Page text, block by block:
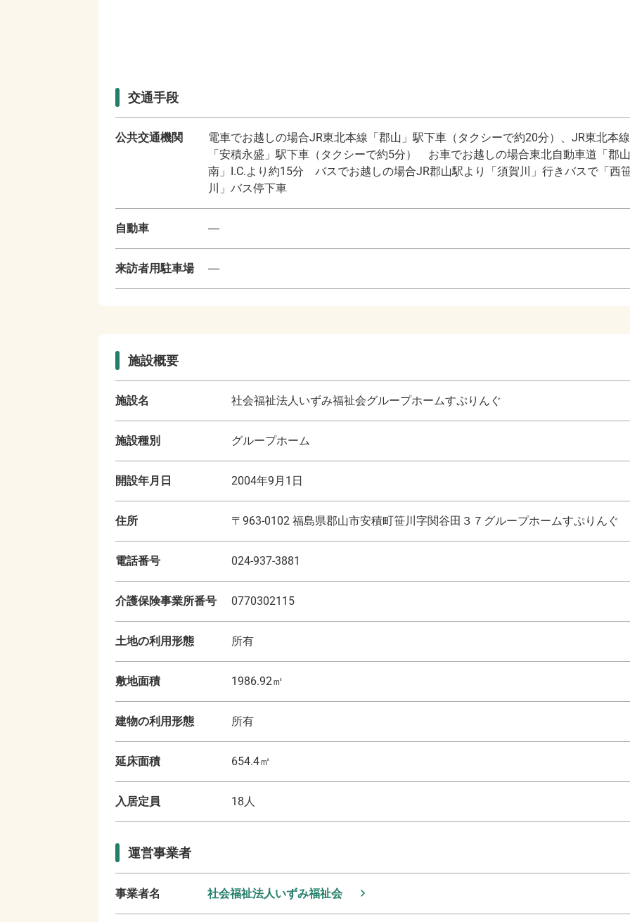
交通手段
公共交通機関
電車でお越しの場合JR東北本線「郡山」駅下車（タクシーで約20分）、JR東北本線
「安積永盛」駅下車（タクシーで約5分） お車でお越しの場合東北自動車道「郡山
南」I.C.より約15分 バスでお越しの場合JR郡山駅より「須賀川」行きバスで「西
川」バス停下車
自動車 ―
来訪者用駐車場 ―
施設概要
施設名 社会福祉法人いずみ福祉会グループホームすぷりんぐ
施設種別 グループホーム
開設年月日 2004年9月1日
住所 〒 963-0102 福島県郡山市安積町笹川字関谷田３７グループホームすぷりんぐ
電話番号 024-937-3881
介護保険事業所番号 0770302115
土地の利用形態 所有
敷地面積 1986.92㎡
建物の利用形態 所有
延床面積 654.4㎡
入居定員 18人
運営事業者
事業者名 社会福祉法人いずみ福祉会